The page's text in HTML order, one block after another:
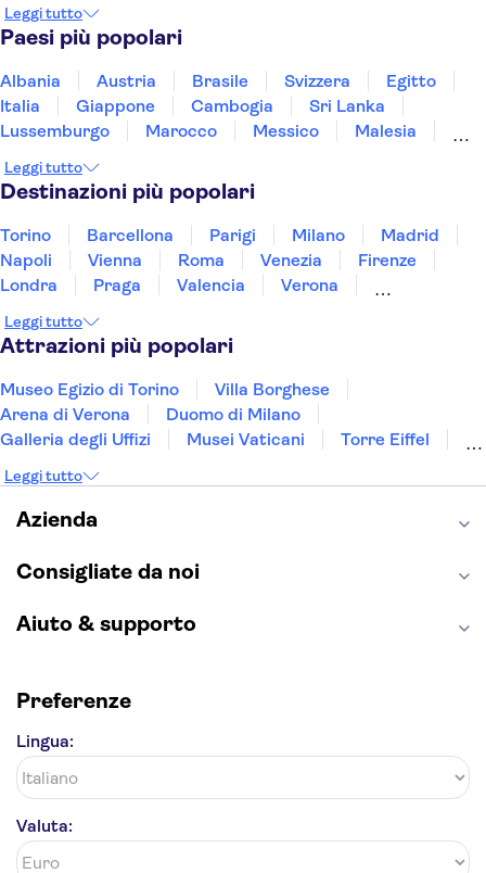
Leggi tutto
Paesi più popolari
Albania Austria Brasile Svizzera
Egitto
Italia
Giappone Cambogia
Sri Lanka
Lussemburgo
Marocco Messico
Malesia
Tunisia
Turchia Vietnam
Leggi tutto
Destinazioni più popolari
Torino Barcellona Parigi Milano
Madrid
Napoli
Vienna Roma Venezia
Firenze
Londra
Praga Valencia
Verona
Genova
Palermo
Leggi tutto
Attrazioni più popolari
Museo Egizio di Torino
Villa Borghese
Arena di Verona
Duomo di Milano
Galleria degli Uffizi
Musei Vaticani
Torre Eiffel
Reggia di Caserta
Teatro alla Scala
Sagrada Familia
Napoli Sotterranea
Leggi tutto
Azienda
Consigliate da noi
Aiuto & supporto
Preferenze
Lingua:
Valuta: